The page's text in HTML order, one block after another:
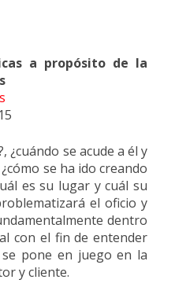
a propósito de la
¿cuándo se acude a él y
se ha ido creando
es su lugar y cuál su
el oficio y
dentro
con el fin de entender
pone en juego en la
y cliente.